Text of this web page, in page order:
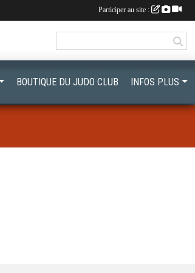
BOUTIQUE DU JUDO CLUB INFOS PLUS
Participer au site :